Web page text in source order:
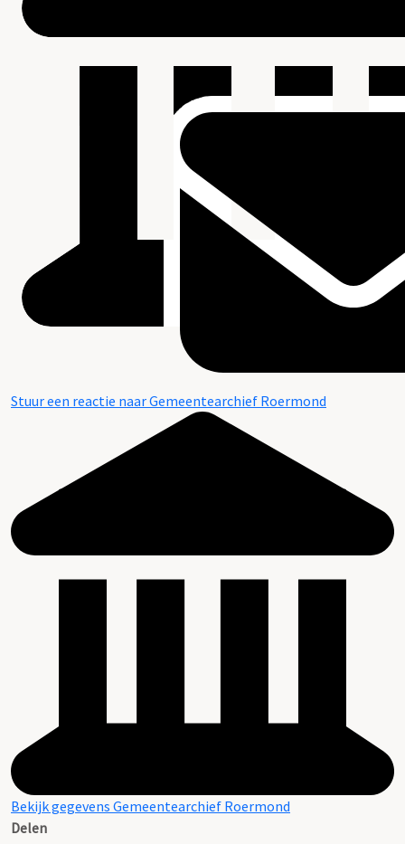
Stuur een reactie naar Gemeentearchief Roermond
Bekijk gegevens Gemeentearchief Roermond
Delen